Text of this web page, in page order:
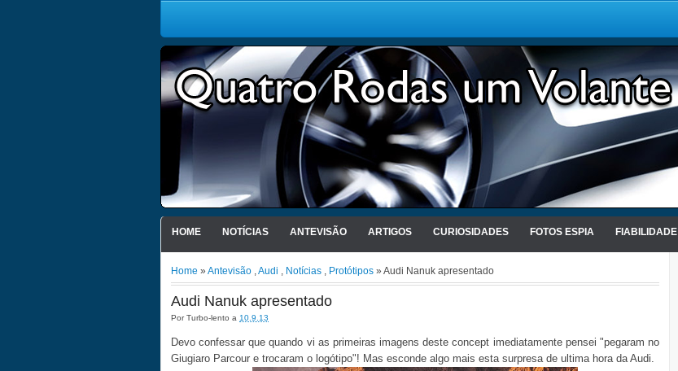
HOME NOTÍCIAS ANTEVISÃO ARTIGOS CURIOSIDADES FOTOS ESPIA FIABILIDADE
Home » Antevisão ,Audi , Notícias , Protótipos » Audi Nanuk apresentado
Audi Nanuk apresentado
PorTurbo-lento a 10.9.13
Devo confessar que quando vi as primeiras imagens deste concept imediatamente pensei "pegaram no
Giugiaro Parcour e trocaram o logótipo"! Mas esconde algo mais esta surpresa de ultima hora da Audi.